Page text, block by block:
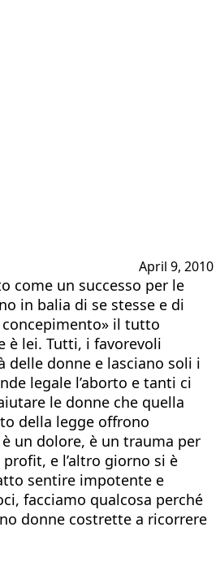
April 9, 2010
come un successo per le
in balia di se stesse e di
concepimento» il tutto
è lei. Tutti, i favorevoli
delle donne e lasciano soli i
legale l’aborto e tanti ci
le donne che quella
della legge offrono
un dolore, è un trauma per
e l’altro giorno si è
sentire impotente e
facciamo qualcosa perché
donne costrette a ricorrere